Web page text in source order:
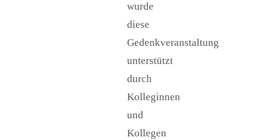
wurde
diese
Gedenkveranstaltung
unterstützt
durch
Kolleginnen
und
Kollegen